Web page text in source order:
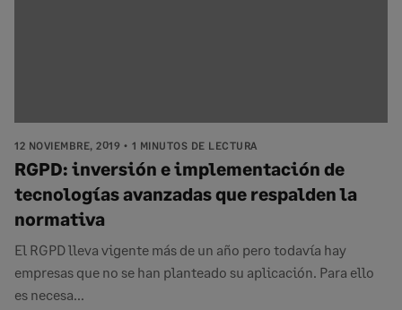
12 NOVIEMBRE, 2019 1 MINUTOS DE LECTURA
RGPD: inversión e implementación de
tecnologías avanzadas que respalden la
normativa
El RGPD lleva vigente más de un año pero todavía hay
empresas que no se han planteado su aplicación. Para ello
es necesa...